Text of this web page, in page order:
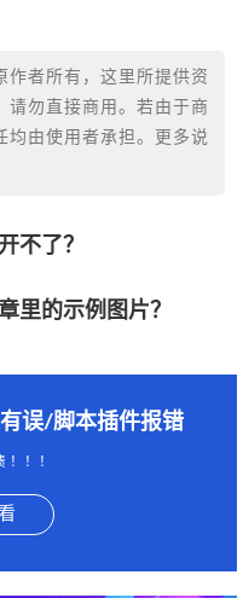
作者所有，这里所提供资
请勿直接商用。若由于商
均由使用者承担。更多说
不了？
里的示例图片？
误/脚本插件报错
！！！